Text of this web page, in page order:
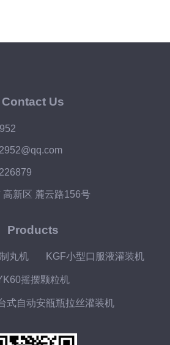
Contact Us
新区 麓云路156号
Products
丸机 KGF小型口服液灌装机
摇摆颗粒机
式自动安瓿瓶拉丝灌装机